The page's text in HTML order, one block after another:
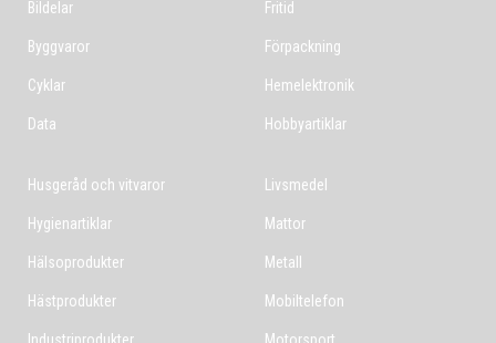
Bildelar
Byggvaror
Cyklar
Data
Fritid
Förpackning
Hemelektronik
Hobbyartiklar
Husgeråd och vitvaror
Hygienartiklar
Hälsoprodukter
Hästprodukter
Livsmedel
Mattor
Metall
Mobiltelefon